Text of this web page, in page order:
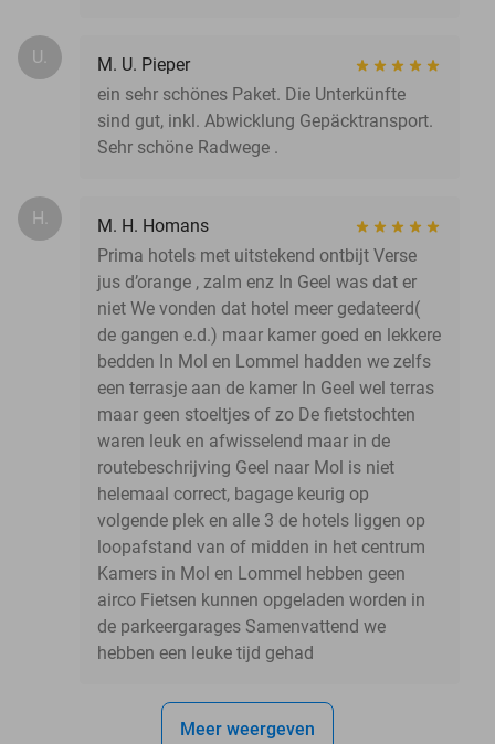
U.
M. U. Pieper
ein sehr schönes Paket. Die Unterkünfte
sind gut, inkl. Abwicklung Gepäcktransport.
Sehr schöne Radwege .
H.
M. H. Homans
Prima hotels met uitstekend ontbijt Verse
jus d’orange , zalm enz In Geel was dat er
niet We vonden dat hotel meer gedateerd(
de gangen e.d.) maar kamer goed en lekkere
bedden In Mol en Lommel hadden we zelfs
een terrasje aan de kamer In Geel wel terras
maar geen stoeltjes of zo De fietstochten
waren leuk en afwisselend maar in de
routebeschrijving Geel naar Mol is niet
helemaal correct, bagage keurig op
volgende plek en alle 3 de hotels liggen op
loopafstand van of midden in het centrum
Kamers in Mol en Lommel hebben geen
airco Fietsen kunnen opgeladen worden in
de parkeergarages Samenvattend we
hebben een leuke tijd gehad
Meer weergeven